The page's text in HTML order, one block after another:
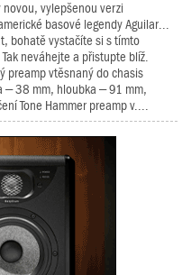
novou, vylepšenou verzi
basové legendy Aguilar...
bohatě vystačíte si s tímto
neváhejte a přistupte blíž.
preamp vtěsnaný do chasis
– 38 mm, hloubka – 91 mm,
Tone Hammer preamp v....